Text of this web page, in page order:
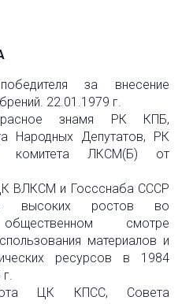
за внесение
22.01.1979 г.
знамя РК КПБ,
Народных Депутатов, РК
комитета ЛКСМ(Б) от
ВЛКСМ и Госсснаба СССР
высоких ростов во
смотре
материалов и
ресурсов в 1984
ЦК КПСС, Совета